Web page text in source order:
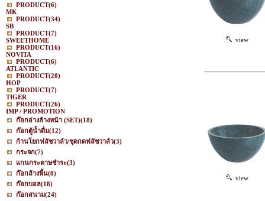
PRODUCT(6)
MK
PRODUCT(34)
SB
PRODUCT(7)
SWEETHOME
PRODUCT(16)
NOVITA
PRODUCT(6)
ATLANTIC
PRODUCT(20)
HOP
PRODUCT(7)
TIGER
PRODUCT(26)
IMP / PROMOTION
ก๊อกอ่างล้างหน้า (SET)(18)
ก๊อกตู้น้ำดื่ม(12)
ก้านโยกฟลัชวาล์ว/ชุดกดฟลัชวาล์ว(3)
กระจก(7)
แกนกระดาษชำระ(3)
ก๊อกล้างพื้น(8)
ก๊อกบอล(18)
ก๊อกสนาม(24)
view
view